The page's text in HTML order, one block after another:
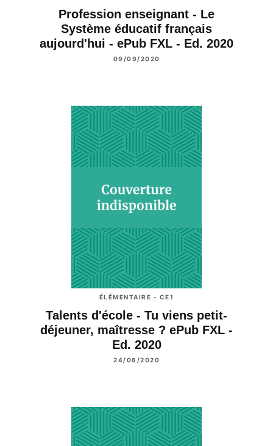
Profession enseignant - Le
Système éducatif français
aujourd'hui - ePub FXL - Ed. 2020
09/09/2020
ÉLÉMENTAIRE - CE1
Talents d'école - Tu viens petit-
déjeuner, maîtresse ? ePub FXL -
Ed. 2020
24/06/2020